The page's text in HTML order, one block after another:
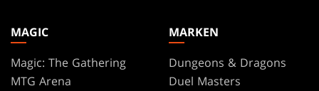
MAGIC
Magic: The Gathering
MTG Arena
MARKEN
Dungeons & Dragons
Duel Masters